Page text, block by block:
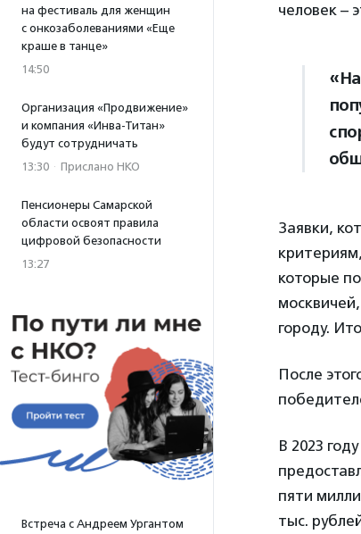
на фестиваль для женщин
с онкозаболеваниями «Еще
краше в танце»
14:50
Организация «Продвижение»
и компания «Инва-Титан»
будут сотрудничать
13:30 · Прислано НКО
Пенсионеры Самарской
области освоят правила
цифровой безопасности
13:27
Встреча с Андреем Ургантом
человек –
Заявки,
которые
городу.
После
В 2023
пяти
тыс.